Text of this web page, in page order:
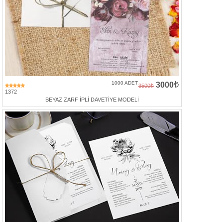
Sade
Düğün
Davetiye
Modelleri
Atatürk'lü
Davetiyeler
Davetiye
Modelleri
Dini
Düğün
Davetiyeler
Numune
(ücretsiz)
1372
3500 3000
1000 ADET
BEYAZ ZARF İPLİ DAVETİYE MODELİ